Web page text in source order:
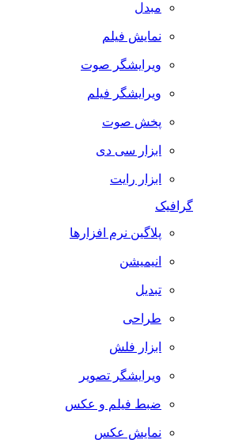
مبدل
نمایش فیلم
ویرایشگر صوت
ویرایشگر فیلم
پخش صوت
ابزار سی دی
ابزار رایت
گرافیک
پلاگین نرم افزارها
انیمیشن
تبدیل
طراحی
ابزار فلش
ویرایشگر تصویر
ضبط فيلم و عكس
نمایش عکس